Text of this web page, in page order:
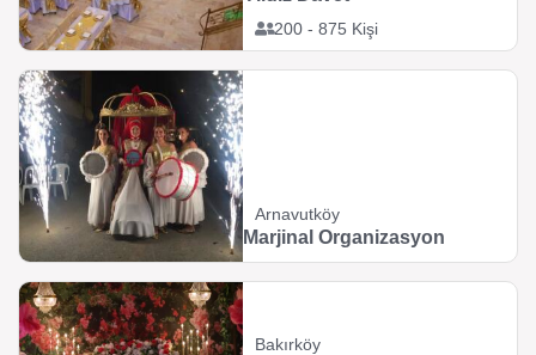
200 - 875 Kişi
Arnavutköy
Marjinal Organizasyon
Bakırköy